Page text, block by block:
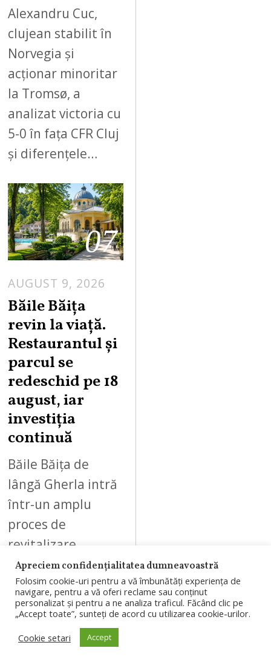
Alexandru Cuc,
clujean stabilit în
Norvegia și
acționar minoritar
la Tromsø, a
analizat victoria cu
5-0 în fața CFR Cluj
și diferențele…
07
AUGUST 9, 2026
S
9
Băile Băița
revin la viață.
Restaurantul și
parcul se
redeschid pe 18
august, iar
investiția
continuă
Băile Băița de
lângă Gherla intră
într-un amplu
proces de
revitalizare.
Restaurantul și
parcul se
redeschid pe 18
august, iar
proiectul
Apreciem confidențialitatea dumneavoastră
Folosim cookie-uri pentru a vă îmbunătăți experiența de
navigare, pentru a vă oferi reclame sau conținut
personalizat și pentru a ne analiza traficul. Făcând clic pe
„Accept toate”, sunteți de acord cu utilizarea cookie-urilor.
Cookie setari
Accept